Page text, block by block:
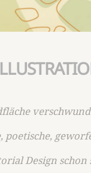
poetische,
Design schon